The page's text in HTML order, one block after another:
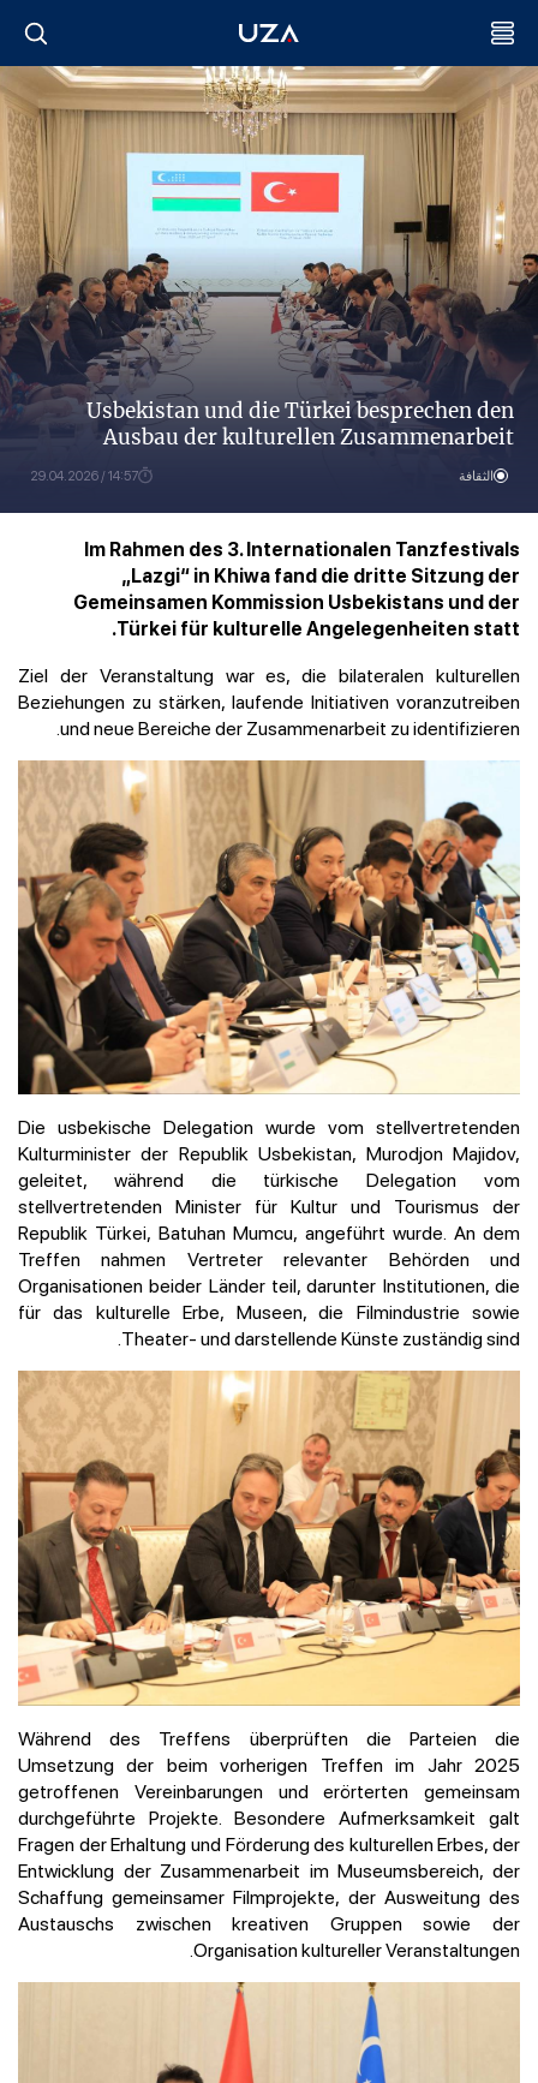
Usbekistan und die Türkei besprechen den
Ausbau der kulturellen Zusammenarbeit
الثقافة 14:57 / 29.04.2026
Im Rahmen des 3. Internationalen Tanzfestivals
„Lazgi“ in Khiwa fand die dritte Sitzung der
Gemeinsamen Kommission Usbekistans und der
Türkei für kulturelle Angelegenheiten statt.
Ziel der Veranstaltung war es, die bilateralen kulturellen
Beziehungen zu stärken, laufende Initiativen voranzutreiben
und neue Bereiche der Zusammenarbeit zu identifizieren.
Die usbekische Delegation wurde vom stellvertretenden
Kulturminister der Republik Usbekistan, Murodjon Majidov,
geleitet, während die türkische Delegation vom
stellvertretenden Minister für Kultur und Tourismus der
Republik Türkei, Batuhan Mumcu, angeführt wurde. An dem
Treffen nahmen Vertreter relevanter Behörden und
Organisationen beider Länder teil, darunter Institutionen, die
für das kulturelle Erbe, Museen, die Filmindustrie sowie
Theater- und darstellende Künste zuständig sind.
Während des Treffens überprüften die Parteien die
Umsetzung der beim vorherigen Treffen im Jahr 2025
getroffenen Vereinbarungen und erörterten gemeinsam
durchgeführte Projekte. Besondere Aufmerksamkeit galt
Fragen der Erhaltung und Förderung des kulturellen Erbes, der
Entwicklung der Zusammenarbeit im Museumsbereich, der
Schaffung gemeinsamer Filmprojekte, der Ausweitung des
Austauschs zwischen kreativen Gruppen sowie der
Organisation kultureller Veranstaltungen.